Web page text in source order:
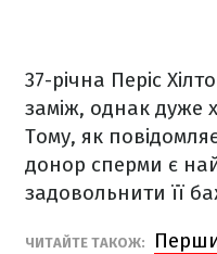
37-річна Періс
заміж, однак дуже
Тому, як
донор сперми є
задовольнити її
ЧИТАЙТЕ ТАКОЖ: